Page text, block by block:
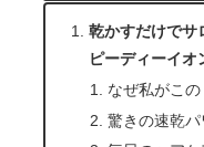
乾かすだけでサ
ピーディーイオ
なぜ私がこ
驚きの速乾